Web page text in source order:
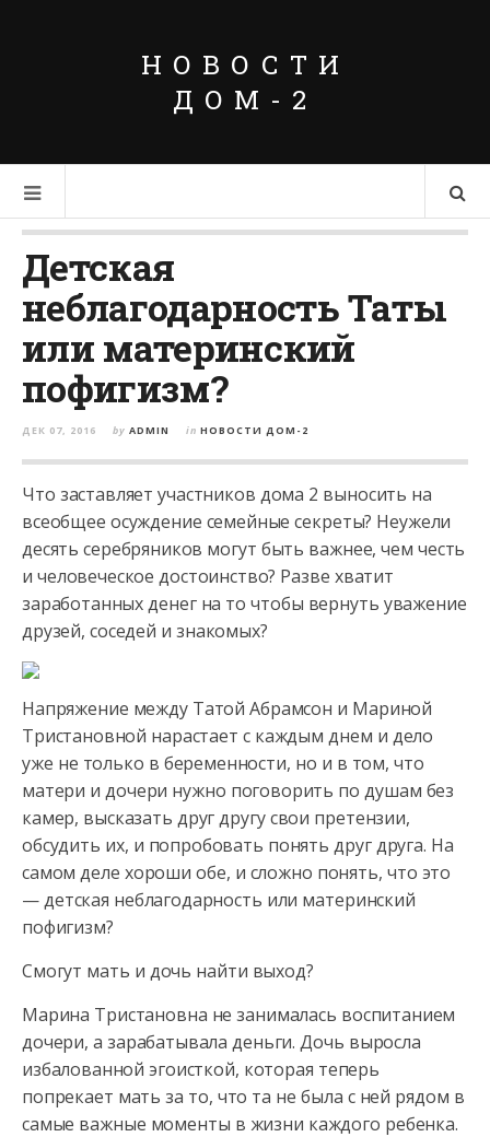
НОВОСТИ
ДОМ-2
Детская
неблагодарность Таты
или материнский
пофигизм?
ДЕК 07, 2016 by ADMIN in НОВОСТИ ДОМ-2
Что заставляет участников дома 2 выносить на
всеобщее осуждение семейные секреты? Неужели
десять серебряников могут быть важнее, чем честь
и человеческое достоинство? Разве хватит
заработанных денегна то чтобы вернуть уважение
друзей, соседей и знакомых?
Напряжение между Татой Абрамсон и Мариной
Тристановной нарастает с каждым днем и дело
уже не только в беременности, но и в том, что
матери и дочери нужно поговорить по душам без
камер, высказать друг другу свои претензии,
обсудить их, и попробовать понять друг друга. На
самом деле хороши обе, и сложно понять, что это
— детская неблагодарность или материнский
пофигизм?
Смогут мать и дочь найти выход?
Марина Тристановна не занималась воспитанием
дочери, а зарабатывала деньги. Дочь выросла
избалованной эгоисткой, которая теперь
попрекает мать за то, что та не была с ней рядом в
самые важные моменты в жизни каждого ребенка.